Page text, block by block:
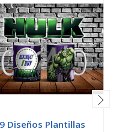
9 Diseños Plantillas